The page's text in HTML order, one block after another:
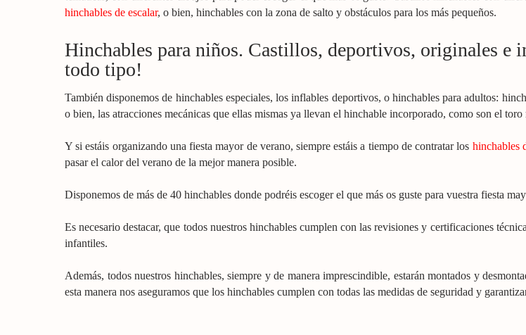
hinchables de escalar, o bien, hinchables con la zona de salto y obstáculos para los más pequeños.
Hinchables para niños. Castillos, deportivos, originales e
todo tipo!
También disponemos de hinchables especiales, los inflables deportivos, o hinchables para adultos:
o bien, las atracciones mecánicas que ellas mismas ya llevan el hinchable incorporado, como son el
Y si estáis organizando una fiesta mayor de verano, siempre estáis a tiempo de contratar los hinchables
pasar el calor del verano de la mejor manera posible.
Disponemos de más de 40 hinchables donde podréis escoger el que más os guste para vuestra fiesta
Es necesario destacar, que todos nuestros hinchables cumplen con las revisiones y certificaciones
infantiles.
Además, todos nuestros hinchables, siempre y de manera imprescindible, estarán montados y
esta manera nos aseguramos que los hinchables cumplen con todas las medidas de seguridad y